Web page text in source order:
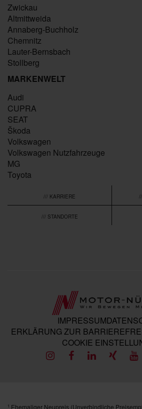
Zwickau
Altmittweida
Annaberg-Buchholz
Chemnitz
Lauter-Bernsbach
Stollberg
MARKENWELT
Audi
CUPRA
SEAT
Škoda
Volkswagen
Volkswagen Nutzfahrzeuge
MG
Toyota
/// KARRIERE
/// STANDORTE
IMPRESSUM
ERKLÄRUNG ZUR
COOKIE
1 Ehemaliger Neupreis (Unverbindliche